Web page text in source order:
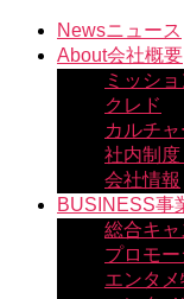
Newsニュース
About会社概要
ミッショ
クレド
カルチャ
社内制
会社情報
BUSINESS事
総合キ
プロモ
エンタ